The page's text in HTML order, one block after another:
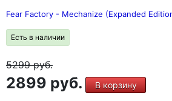
Fear Factory - Mechanize (Expanded
Есть в наличии
5299руб.
2899 руб. В корзину